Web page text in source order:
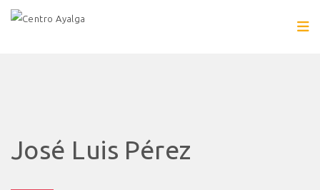
José Luis Pérez